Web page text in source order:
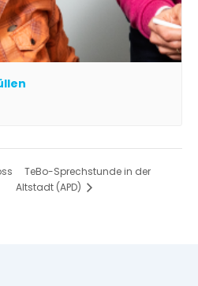
TeBo-Sprechstunde in der
Altstadt (APD)